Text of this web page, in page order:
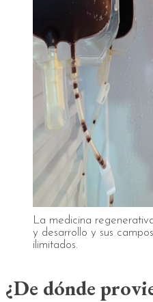
La medicina
y desarrollo y sus
ilimitados.
¿De dónde